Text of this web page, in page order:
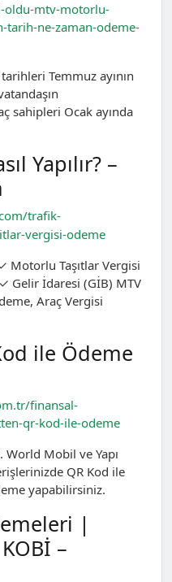
oldu-mtv-motorlu-
tarih-ne-zaman-odeme-
Temmuz ayının
sahipleri Ocak ayında
Yapılır? –
trafik-
vergisi-odeme
Motorlu Taşıtlar Vergisi
Gelir İdaresi (GİB) MTV
Araç Vergisi
ile Ödeme
finansal-
qr-kod-ile-odeme
Mobil ve Yapı
QR Kod ile
yapabilirsiniz.
|
–